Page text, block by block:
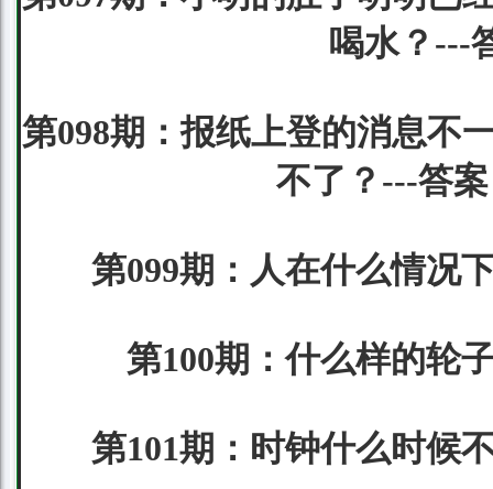
喝水？---
第098期：报纸上登的消息不
不了？---答
第099期：人在什么情况
第100期：什么样的轮
第101期：时钟什么时候